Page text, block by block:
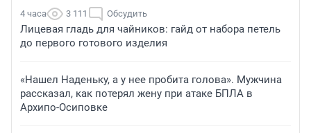
4 часа 3 111 Обсудить
Лицевая гладь для чайников: гайд от набора петель
до первого готового изделия
«Нашел Наденьку, а у нее пробита голова». Мужчина
рассказал, как потерял жену при атаке БПЛА в
Архипо-Осиповке